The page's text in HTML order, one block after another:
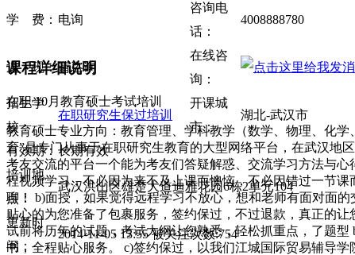
学 费： 电询
咨询电
话：
4008888780
返 现：请咨询
在线咨
询：
招生学
校：
在职研究生保过培训
开课城
市：
湖北-武汉市
有效期： 长期有效
培训地
点：
武汉洪山区雄楚大道迪雅花园6栋2单元104
更新时
间：
2014-11-05 13:55 被关注次数:754
课程详细说明
在职 10月教育硕士考试培训
教育硕士专业方向：教育管理、学科教学（数学、物理、化
育”是专门从事于在职研究生教育的大型网络平台，在武汉地
考友交流的平台一个能为考友们答疑解惑、交流学习方法与
程视频学习，不必因为来不及上课而懊恼，不必因错过一节
聊！ b)面授，如果觉得远程学习不放心，想和老师有面对面
贴心的为您准备了包裹服务，签约保过，不过退款，真正的
试前将历年的试题，考试大纲让您熟悉，轻松抓重点，了题
书，全程贴心服务。 c)签约保过，以我们江城国际贸易辅导